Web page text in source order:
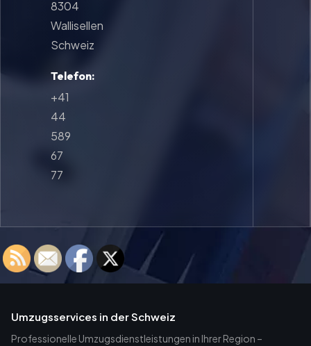
8304
Wallisellen
Schweiz
Telefon:
+41
44
589
67
77
Umzugsservices in der Schweiz
Professionelle Umzugsdienstleistungen in Ihrer Region –